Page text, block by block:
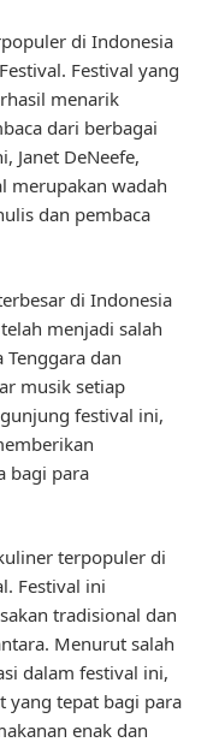
di Indonesia
Festival yang
menarik
dari berbagai
Janet DeNeefe,
merupakan wadah
dan pembaca
di Indonesia
menjadi salah
dan
musik setiap
festival ini,
bagi para
terpopuler di
Festival ini
tradisional dan
Menurut salah
dalam festival ini,
yang tepat bagi para
enak dan